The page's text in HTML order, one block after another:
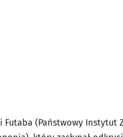
Futaba (Państwowy Instytut